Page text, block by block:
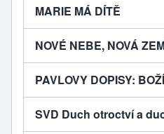
MARIE MÁ DÍTĚ
NOVÉ NEBE, NOVÁ
PAVLOVY DOPISY:
SVD Duch otroctví a